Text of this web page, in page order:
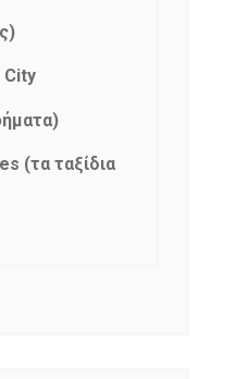
City
(τα ταξίδια